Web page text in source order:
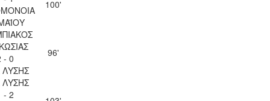
100'
- 0
ΛΥΣΗΣ
96'
ΛΥΣΗΣ
- 2